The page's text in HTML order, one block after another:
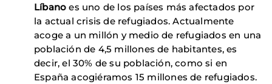
Líbanoes uno de los países más afectados por
la actual crisis de refugiados. Actualmente
acoge a un millón y medio de refugiados en una
población de 4,5 millones de habitantes, es
decir, el 30% de su población, como si en
España acogiéramos 15 millones de refugiados.